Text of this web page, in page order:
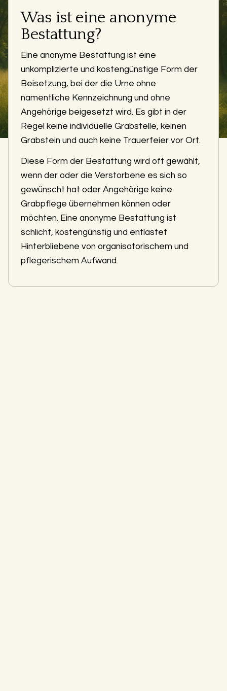
Was ist eine anonyme
Bestattung?
Eine anonyme Bestattung ist eine
unkomplizierte und kostengünstige Form der
Beisetzung, bei der die Urne ohne
namentliche Kennzeichnung und ohne
Angehörige beigesetzt wird. Es gibt in der
Regel keine individuelle Grabstelle, keinen
Grabstein und auch keine Trauerfeier vor Ort.
Diese Form der Bestattung wird oft gewählt,
wenn der oder die Verstorbene es sich so
gewünscht hat oder Angehörige keine
Grabpflege übernehmen können oder
möchten. Eine anonyme Bestattung ist
schlicht, kostengünstig und entlastet
Hinterbliebene von organisatorischem und
pflegerischem Aufwand.